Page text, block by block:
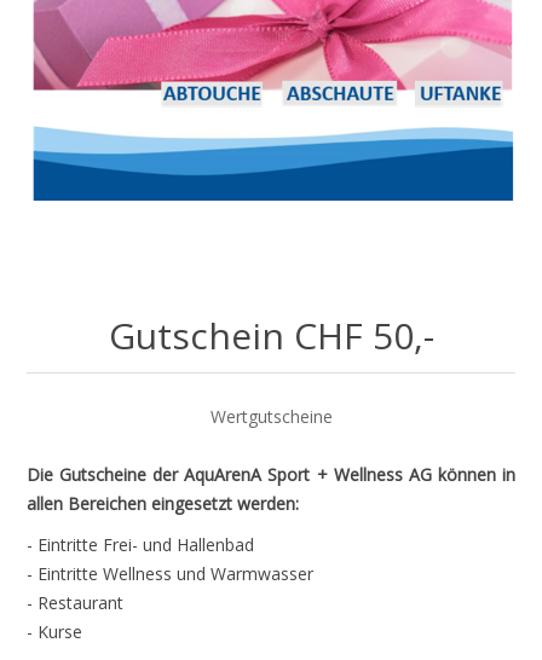
Gutschein CHF 50,-
Wertgutscheine
Die Gutscheine der AquArenA Sport + Wellness AG können in
allen Bereichen eingesetzt werden:
- Eintritte Frei- und Hallenbad
- Eintritte Wellness und Warmwasser
- Restaurant
- Kurse